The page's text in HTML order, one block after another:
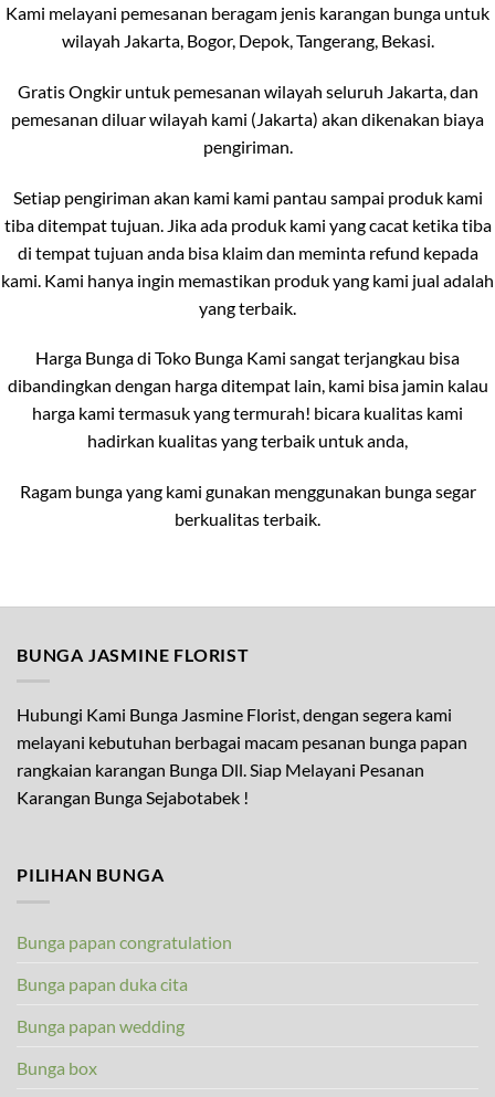
Kami melayani pemesanan beragam jenis karangan bunga untuk
wilayah Jakarta, Bogor, Depok, Tangerang, Bekasi.
Gratis Ongkir untuk pemesanan wilayah seluruh Jakarta, dan
pemesanan diluar wilayah kami (Jakarta) akan dikenakan biaya
pengiriman.
Setiap pengiriman akan kami kami pantau sampai produk kami
tiba ditempat tujuan. Jika ada produk kami yang cacat ketika tiba
di tempat tujuan anda bisa klaim dan meminta refund kepada
kami. Kami hanya ingin memastikan produk yang kami jual adalah
yang terbaik.
Harga Bunga di Toko Bunga Kami sangat terjangkau bisa
dibandingkan dengan harga ditempat lain, kami bisa jamin kalau
harga kami termasuk yang termurah! bicara kualitas kami
hadirkan kualitas yang terbaik untuk anda,
Ragam bunga yang kami gunakan menggunakan bunga segar
berkualitas terbaik.
BUNGA JASMINE FLORIST
Hubungi Kami Bunga Jasmine Florist, dengan segera kami
melayani kebutuhan berbagai macam pesanan bunga papan
rangkaian karangan Bunga Dll. Siap Melayani Pesanan
Karangan Bunga Sejabotabek !
PILIHAN BUNGA
Bunga papan congratulation
Bunga papan duka cita
Bunga papan wedding
Bunga box